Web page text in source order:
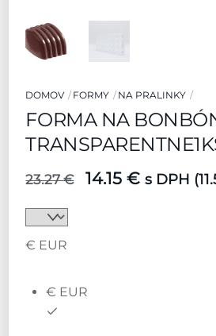
DOMOV FORMY NA PRALINKY
FORMA NA
23.27€
Pôvodná
14.15 €Aktuálna
s DPH (
€ EUR
€ EUR